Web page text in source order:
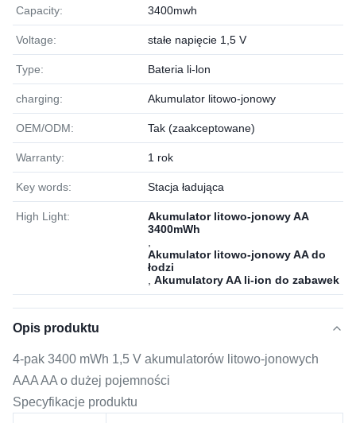
Capacity: 3400mwh
Voltage: stałe napięcie 1,5 V
Type: Bateria li-lon
charging: Akumulator litowo-jonowy
OEM/ODM: Tak (zaakceptowane)
Warranty: 1 rok
Key words: Stacja ładująca
High Light:
Akumulator litowo-jonowy AA
3400mWh
Akumulator litowo-jonowy AA do
łodzi
Akumulatory AA li-ion do zabawek
Opis produktu
4-pak 3400 mWh 1,5 V akumulatorów litowo-jonowych
AAA AA o dużej pojemności
Specyfikacje produktu